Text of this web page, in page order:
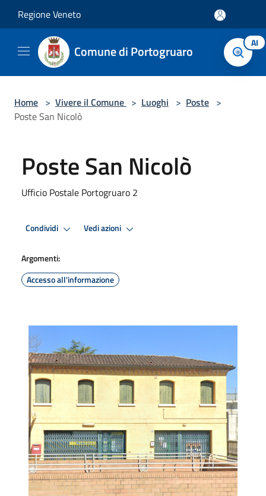
Regione Veneto
Comune di Portogruaro AI
Home > Vivere il Comune > Luoghi > Poste >
Poste San Nicolò
Poste San Nicolò
Ufficio Postale Portogruaro 2
Condividi Vedi azioni
Argomenti:
Accesso all'informazione